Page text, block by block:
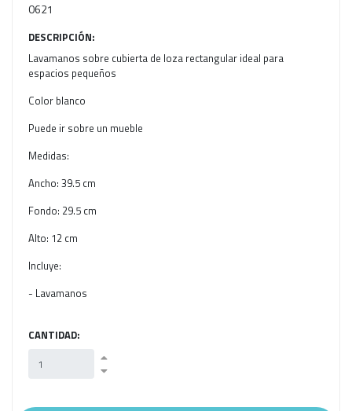
0621
DESCRIPCIÓN:
Lavamanos sobre cubierta de loza rectangular ideal para
espacios pequeños
Color blanco
Puede ir sobre un mueble
Medidas:
Ancho: 39.5 cm
Fondo: 29.5 cm
Alto: 12 cm
Incluye:
- Lavamanos
CANTIDAD: